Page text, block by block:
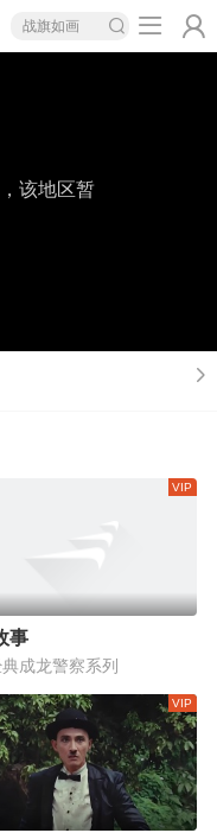
战旗如画
该地区暂
事
成龙警察系列